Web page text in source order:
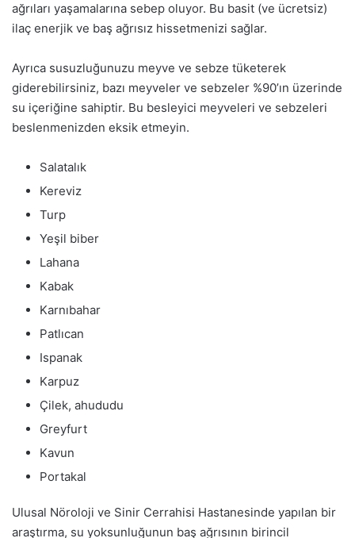
ağrıları yaşamalarına sebep oluyor. Bu basit (ve ücretsiz)
ilaç enerjik ve baş ağrısız hissetmenizi sağlar.
Ayrıca susuzluğunuzu meyve ve sebze tüketerek
giderebilirsiniz, bazı meyveler ve sebzeler %90’ın üzerinde
su içeriğine sahiptir. Bu besleyici meyveleri ve sebzeleri
beslenmenizden eksik etmeyin.
Salatalık
Kereviz
Turp
Yeşil biber
Lahana
Kabak
Karnıbahar
Patlıcan
Ispanak
Karpuz
Çilek, ahududu
Greyfurt
Kavun
Portakal
Ulusal Nöroloji ve Sinir Cerrahisi Hastanesinde yapılan bir
araştırma, su yoksunluğunun baş ağrısının birincil